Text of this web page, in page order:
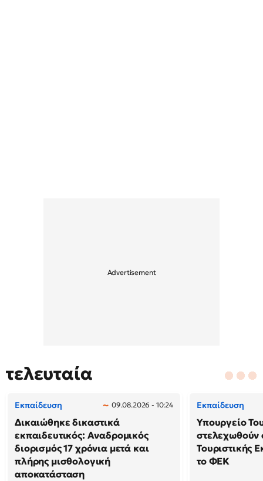
τελευταία
Εκπαίδευση 09.08.2026 - 10:24
Δικαιώθηκε δικαστικά
εκπαιδευτικός: Αναδρομικός
διορισμός 17 χρόνια μετά και
πλήρης μισθολογική
αποκατάσταση
Εκπαίδευση
Υπουργείο
στελεχωθούν
Τουριστικής
το ΦΕΚ